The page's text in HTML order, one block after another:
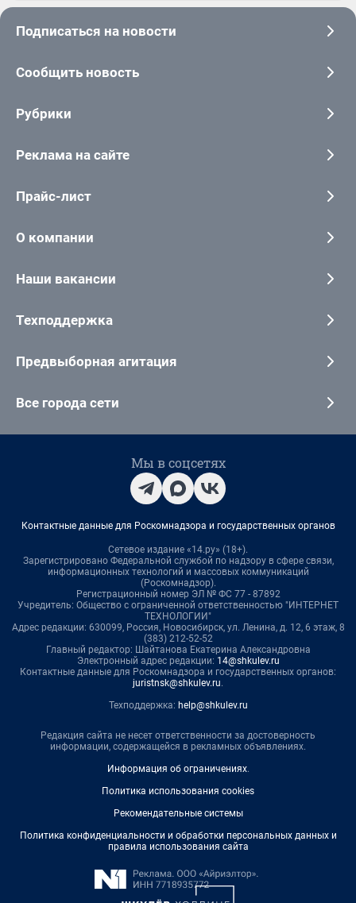
Подписаться на новости
Сообщить новость
Рубрики
Реклама на сайте
Прайс-лист
О компании
Наши вакансии
Техподдержка
Предвыборная агитация
Все города сети
Мы в соцсетях
Контактные данные для Роскомнадзора и государственных органов
Сетевое издание «14.ру» (18+).
Зарегистрировано Федеральной службой по надзору в сфере связи,
информационных технологий и массовых коммуникаций
(Роскомнадзор).
Регистрационный номер ЭЛ № ФС 77 - 87892
Учредитель: Общество с ограниченной ответственностью "ИНТЕРНЕТ
ТЕХНОЛОГИИ"
Адрес редакции: 630099, Россия, Новосибирск, ул. Ленина, д. 12, 6 этаж, 8
(383) 212-52-52
Главный редактор: Шайтанова Екатерина Александровна
Электронный адрес редакции: 14@shkulev.ru
Контактные данные для Роскомнадзора и государственных органов:
juristnsk@shkulev.ru.
Техподдержка: help@shkulev.ru
Редакция сайта не несет ответственности за достоверность
информации, содержащейся в рекламных объявлениях.
Информация об ограничениях.
Политика использования cookies
Рекомендательные системы
Политика конфиденциальности и обработки персональных данных и
правила использования сайта